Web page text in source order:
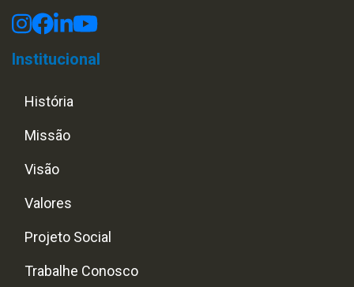
Institucional
História
Missão
Visão
Valores
Projeto Social
Trabalhe Conosco